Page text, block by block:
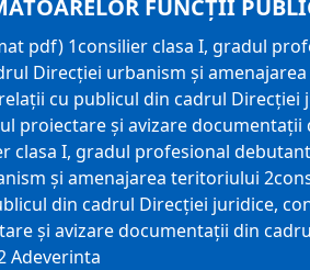
FUNCŢII
pdf) 1consilier clasa I, gradul
Direcției urbanism și
cu publicul din cadrul
proiectare și avizare
I, gradul profesional
și amenajarea teritoriului
din cadrul Direcției juridice,
și avizare documentații din
Adeverinta